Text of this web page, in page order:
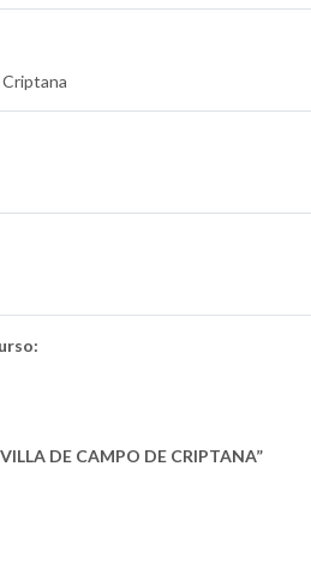
DE CAMPO DE CRIPTANA”